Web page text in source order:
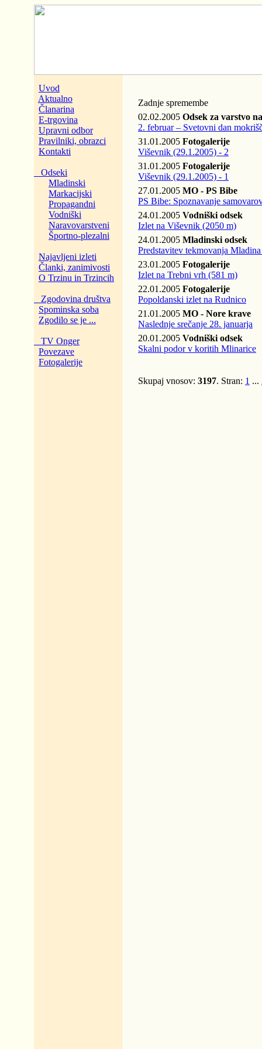
Uvod
Aktualno
Članarina
E-trgovina
Upravni odbor
Pravilniki, obrazci
Kontakti
Odseki
Mladinski
Markacijski
Propagandni
Vodniški
Naravovarstveni
Športno-plezalni
Najavljeni izleti
Članki, zanimivosti
O Trzinu in Trzincih
Zgodovina društva
Spominska soba
Zgodilo se je ...
TV Onger
Povezave
Fotogalerije
Zadnje spremembe
02.02.2005 Odsek za varstvo
2. februar – Svetovni dan
31.01.2005 Fotogalerije
Viševnik (29.1.2005) - 2
31.01.2005 Fotogalerije
Viševnik (29.1.2005) - 1
27.01.2005 MO - PS Bibe
PS Bibe: Spoznavanje
24.01.2005 Vodniški odsek
Izlet na Viševnik (2050 m)
24.01.2005 Mladinski odsek
Predstavitev tekmovanja
23.01.2005 Fotogalerije
Izlet na Trebni vrh (581 m)
22.01.2005 Fotogalerije
Popoldanski izlet na Rudnico
21.01.2005 MO - Nore krave
Naslednje srečanje 28. januarja
20.01.2005 Vodniški odsek
Skalni podor v koritih Mlinarice
Skupaj vnosov: 3197. Stran: 1 ...